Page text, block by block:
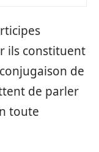
ils constituent
de
de parler
toute